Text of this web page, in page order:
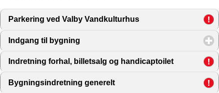
Parkering ved Valby Vandkulturhus click to expand
Indgang til bygning
Indretning forhal, billetsalg og handicaptoilet click to
Bygningsindretning generelt click to expand contents